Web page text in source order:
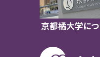
京都橘大学に